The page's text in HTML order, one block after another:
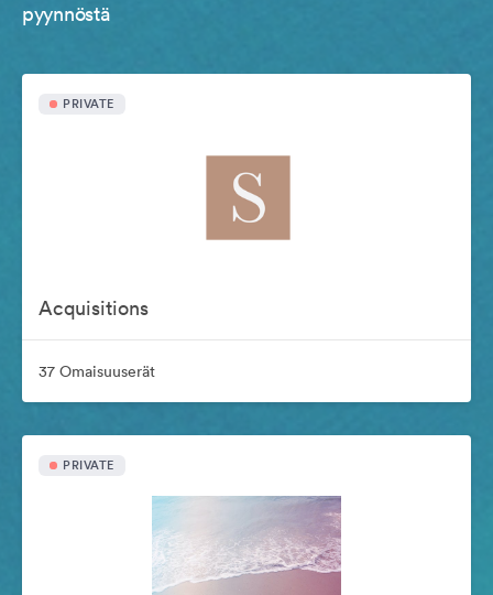
pyynnöstä
PRIVATE
Acquisitions
37 Omaisuuserät
PRIVATE